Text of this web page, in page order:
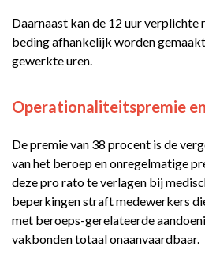
Daarnaast kan de 12 uur
beding afhankelijk worden
gewerkte uren.
Operationaliteitspremie
De premie van 38 procent is de
van het beroep en onregelmatige
deze pro rato te verlagen bij
beperkingen straft medewerkers
met beroeps-gerelateerde
vakbonden totaal onaanvaardbaar.